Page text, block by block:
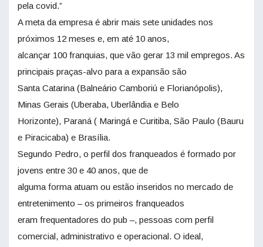
pela covid.”
A meta da empresa é abrir mais sete unidades nos
próximos 12 meses e, em até 10 anos,
alcançar 100 franquias, que vão gerar 13 mil empregos. As
principais praças-alvo para a expansão são
Santa Catarina (Balneário Camboriú e Florianópolis),
Minas Gerais (Uberaba, Uberlândia e Belo
Horizonte), Paraná ( Maringá e Curitiba, São Paulo (Bauru
e Piracicaba) e Brasília.
Segundo Pedro, o perfil dos franqueados é formado por
jovens entre 30 e 40 anos, que de
alguma forma atuam ou estão inseridos no mercado de
entretenimento – os primeiros franqueados
eram frequentadores do pub –, pessoas com perfil
comercial, administrativo e operacional. O ideal,